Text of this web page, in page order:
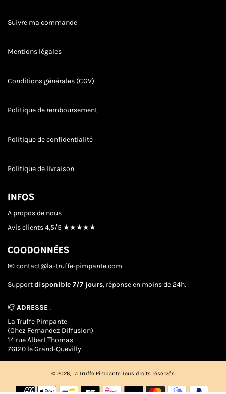
Suivre ma commande
Mentions légales
Conditions générales (CGV)
Politique de remboursement
Politique de confidentialité
Politique de livraison
INFOS
A propos de nous
Avis clients4,5/5 ★★★★★
COODONNÉES
📧 contact@la-truffe-pimpante.com
Supportdisponible 7/7 jours, réponse en moins de 24h.
📪ADRESSE:
La Truffe Pimpante
(Chez Fernandez Diffusion)
14 rue Albert Thomas
76120 le Grand-Quevilly
© 2026, La Truffe Pimpante Tous droits réservés
Méthodes